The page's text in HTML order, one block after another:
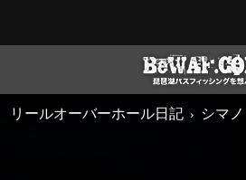
リールオーバーホール日記 シマノ